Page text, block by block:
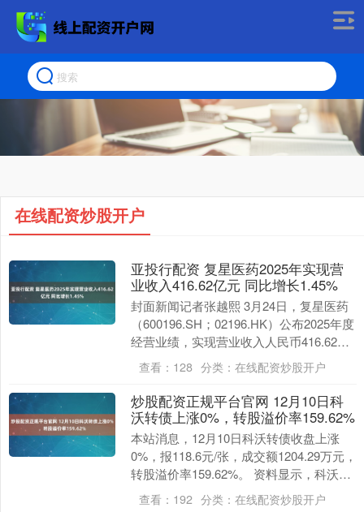
在线配资炒股开户
亚投行配资 复星医药2025年实现营
业收入416.62亿元 同比增长1.45%
封面新闻记者张越熙 3月24日，复星医药
（600196.SH；02196.HK）公布2025年度
经营业绩，实现营业收入人民币416.62亿
元，同比增长1.45%....
查看： 128 分类： 在线配资炒股开户
炒股配资正规平台官网 12月10日科
沃转债上涨0%，转股溢价率159.62%
本站消息，12月10日科沃转债收盘上涨
0%，报118.6元/张，成交额1204.29万元，
转股溢价率159.62%。 资料显示，科沃转
债信用级别为“AA”，债券....
查看： 192 分类： 在线配资炒股开户